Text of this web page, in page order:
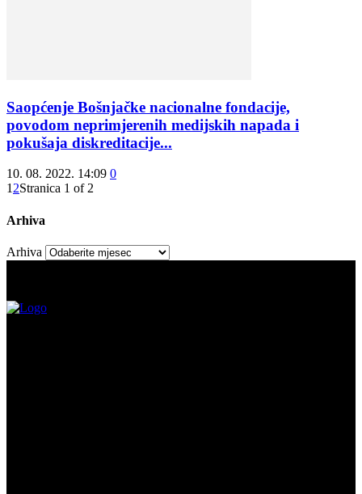
Saopćenje Bošnjačke nacionalne fondacije,
povodom neprimjerenih medijskih napada i
pokušaja diskreditacije...
10. 08. 2022. 14:09 0
1 2Stranica 1 of 2
Arhiva
Arhiva